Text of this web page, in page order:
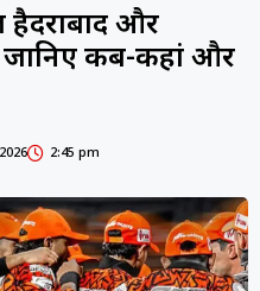
और
कब-कहां और
2:45 pm